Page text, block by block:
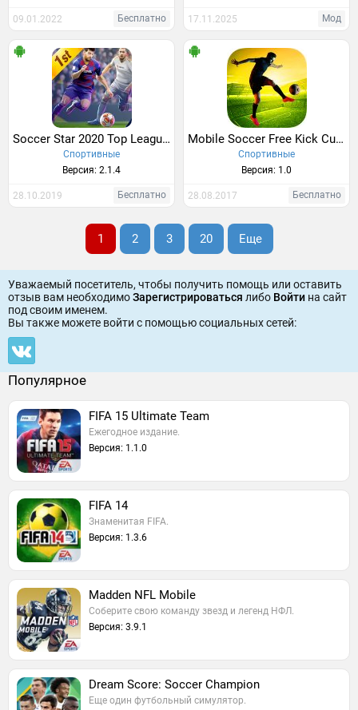
09.01.2022 Бесплатно 17.11.2025 Мод
Soccer Star 2020 Top Leagues
Спортивные
Версия: 2.1.4
28.10.2019 Бесплатно
Mobile Soccer Free Kick Cup 2017
Спортивные
Версия: 1.0
28.08.2017 Бесплатно
1 2 3 20 Еще
Уважаемый посетитель, чтобы получить помощь или оставить
отзыв вам необходимоЗарегистрироваться либо Войти на сайт
под своим именем.
Вы также можете войти c помощью социальных сетей:
Популярное
FIFA 15 Ultimate Team
Ежегодное издание.
Версия: 1.1.0
FIFA 14
Знаменитая FIFA.
Версия: 1.3.6
Madden NFL Mobile
Соберите свою команду звезд и легенд НФЛ.
Версия: 3.9.1
Dream Score: Soccer Champion
Еще один футбольный симулятор.